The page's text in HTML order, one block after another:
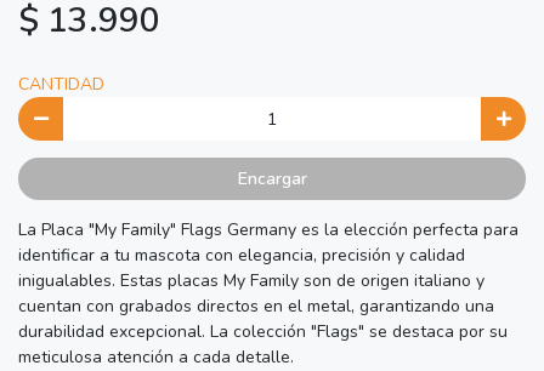
$ 13.990
CANTIDAD
Encargar
La Placa "My Family" Flags Germany es la elección perfecta para
identificar a tu mascota con elegancia, precisión y calidad
inigualables. Estas placas My Family son de origen italiano y
cuentan con grabados directos en el metal, garantizando una
durabilidad excepcional. La colección "Flags" se destaca por su
meticulosa atención a cada detalle.